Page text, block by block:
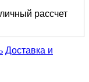
рассчет
Доставка и